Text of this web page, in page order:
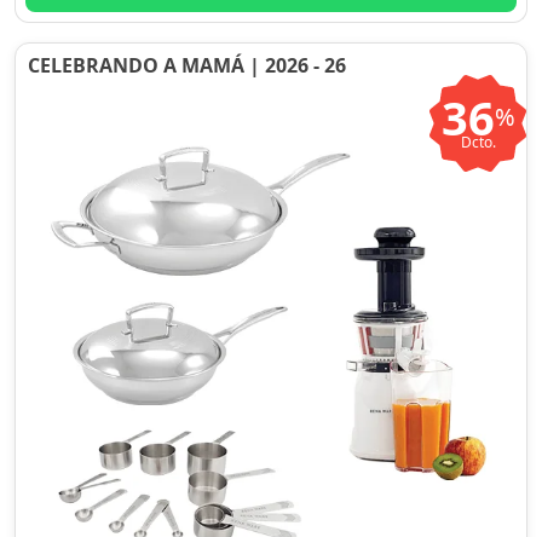
CELEBRANDO A MAMÁ | 2026 - 26
36%
Dcto.